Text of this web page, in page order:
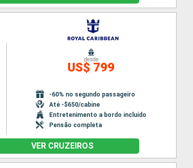
desde
US$ 799
-60% no segundo passageiro
Até -$650/cabine
Entretenimento a bordo incluído
Pensão completa
VER CRUZEIROS